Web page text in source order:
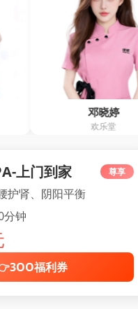
上门到家 尊享
护肾、阴阳平衡
分钟
福利券